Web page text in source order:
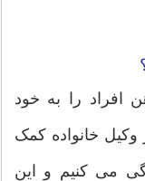
افراد را به خود
خانواده کمک
می کنیم و این